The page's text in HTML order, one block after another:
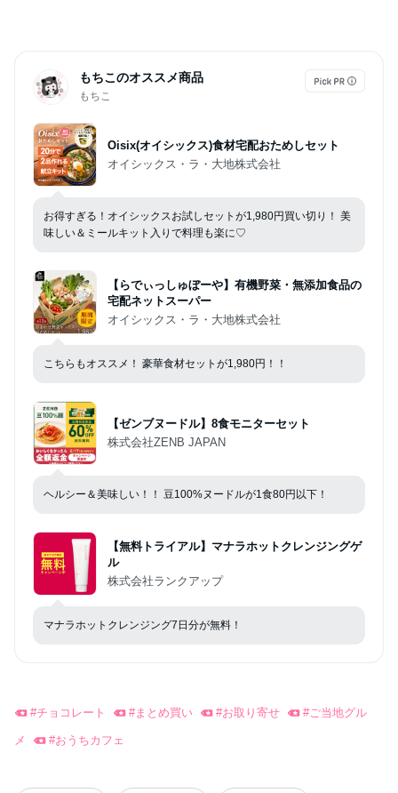
もちこのオススメ商品
もちこ
Oisix(オイシックス)食材宅配おためしセット
オイシックス・ラ・大地株式会社
お得すぎる！オイシックスお試しセットが1,980円買い切り！ 美
味しい＆ミールキット入りで料理も楽に♡
【らでぃっしゅぼーや】有機野菜・無添加食品の
宅配ネットスーパー
オイシックス・ラ・大地株式会社
こちらもオススメ！ 豪華食材セットが1,980円！！
【ゼンブヌードル】8食モニターセット
株式会社ZENB JAPAN
ヘルシー＆美味しい！！ 豆100%ヌードルが1食80円以下！
【無料トライアル】マナラホットクレンジングゲ
ル
株式会社ランクアップ
マナラホットクレンジング7日分が無料！
#チョコレート #まとめ買い #お取り寄せ #ご当地グル
メ #おうちカフェ